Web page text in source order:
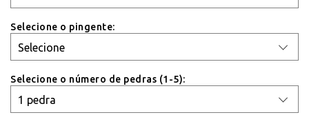
Selecione o pingente:
Selecione o número de pedras (1-5):